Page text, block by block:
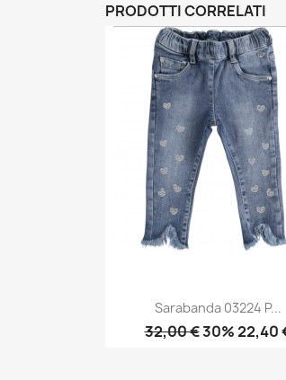
PRODOTTI CORRELATI
Sarabanda 03224 P...
32,00 €30% 22,40